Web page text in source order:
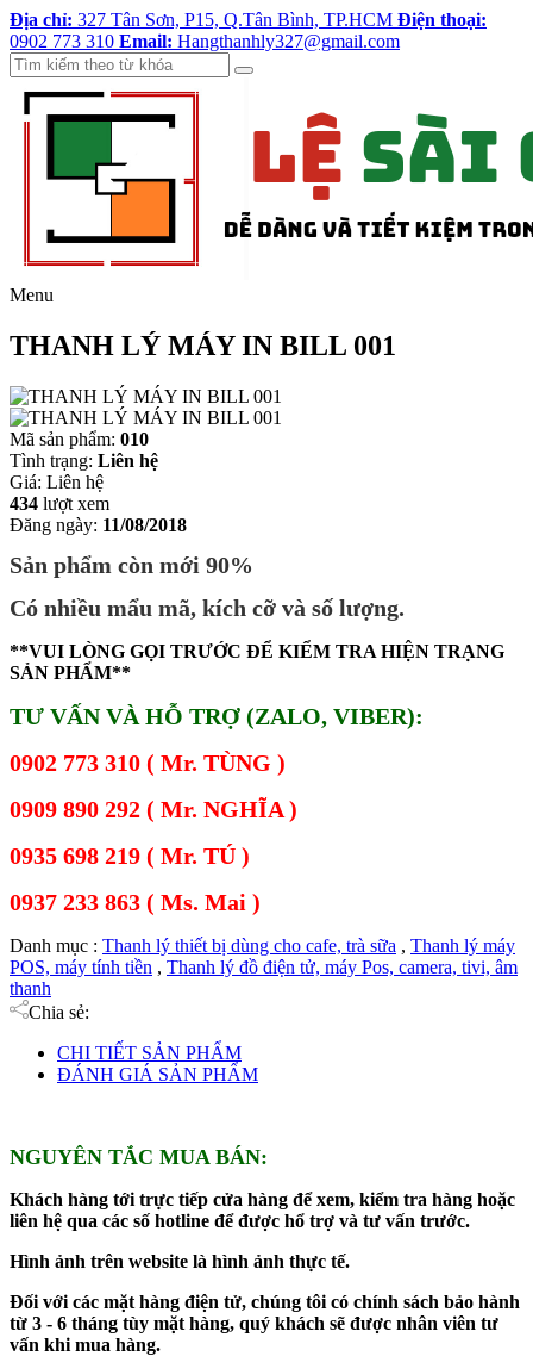
Địa chỉ: 327 Tân Sơn, P15, Q.Tân Bình, TP.HCM Điện thoại:
0902 773 310 Email: Hangthanhly327@gmail.com
Menu
THANH LÝ MÁY IN BILL 001
Mã sản phẩm: 010
Tình trạng: Liên hệ
Giá: Liên hệ
434 lượt xem
Đăng ngày: 11/08/2018
Sản phẩm còn mới 90%
Có nhiều mẩu mã, kích cỡ và số lượng.
**VUI LÒNG GỌI TRƯỚC ĐỂ KIỂM TRA HIỆN TRẠNG
SẢN PHẨM**
TƯ VẤN VÀ HỖ TRỢ (ZALO, VIBER):
0902 773 310 ( Mr. TÙNG )
0909 890 292 ( Mr. NGHĨA )
0935 698 219 ( Mr. TÚ )
0937 233 863 ( Ms. Mai )
Danh mục : Thanh lý thiết bị dùng cho cafe, trà sữa , Thanh lý máy
POS, máy tính tiền , Thanh lý đồ điện tử, máy Pos, camera, tivi, âm
thanh
Chia sẻ:
CHI TIẾT SẢN PHẨM
ĐÁNH GIÁ SẢN PHẨM
NGUYÊN TẮC MUA BÁN:
Khách hàng tới trực tiếp cửa hàng để xem, kiểm tra hàng hoặc
liên hệ qua các số hotline để được hổ trợ và tư vấn trước.
Hình ảnh trên website là hình ảnh thực tế.
Đối với các mặt hàng điện tử, chúng tôi có chính sách bảo hành
từ 3 - 6 tháng tùy mặt hàng, quý khách sẽ được nhân viên tư
vấn khi mua hàng.